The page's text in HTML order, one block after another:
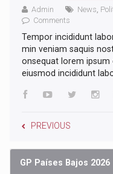
Admin News
Comments
Tempor incididunt
min veniam saquis
onsequat lorem
eiusmod incididunt
PREVIOUS
GP Países Bajos 2026